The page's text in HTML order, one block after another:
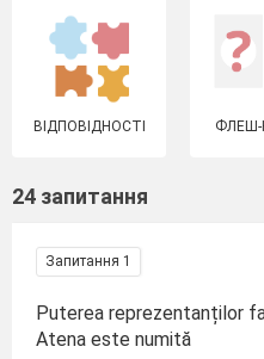
ВІДПОВІДНОСТІ ФЛЕШ-
24 запитання
Запитання 1
Puterea reprezentanților
Atena este numită